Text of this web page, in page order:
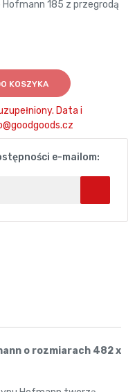
185 z przegrodą
KOSZYKA
Data i
e-mailom:
o rozmiarach 482 x